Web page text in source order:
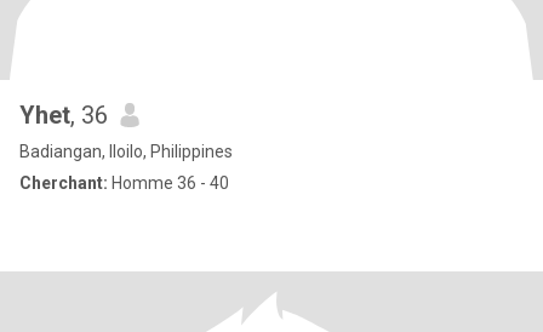
Yhet, 36
Badiangan, Iloilo, Philippines
Cherchant: Homme 36 - 40